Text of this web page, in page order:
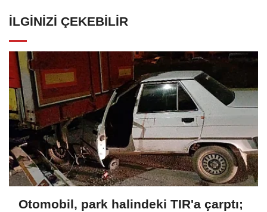
İLGINIZI ÇEKEBILIR
Otomobil, park halindeki TIR'a çarptı;